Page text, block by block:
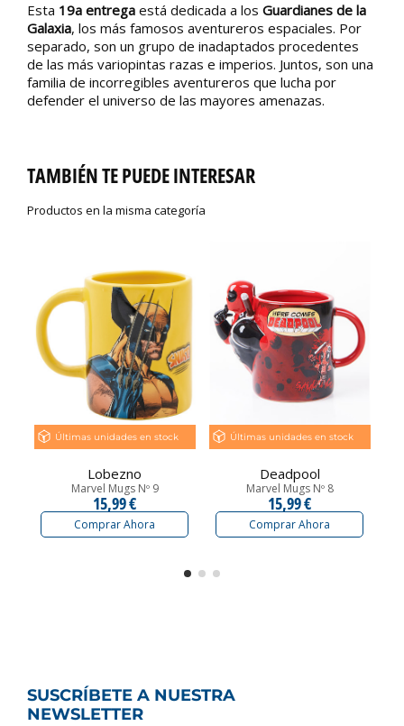
Esta 19a entrega está dedicada a los Guardianes de la
Galaxia, los más famosos aventureros espaciales. Por
separado, son un grupo de inadaptados procedentes
de las más variopintas razas e imperios. Juntos, son una
familia de incorregibles aventureros que lucha por
defender el universo de las mayores amenazas.
TAMBIÉN TE PUEDE INTERESAR
Productos en la misma categoría
Últimas unidades en stock
Lobezno
Marvel Mugs Nº 9
15,99 €
Comprar Ahora
Últimas unidades en stock
Deadpool
Marvel Mugs Nº 8
15,99 €
Comprar Ahora
SUSCRÍBETE A NUESTRA
NEWSLETTER